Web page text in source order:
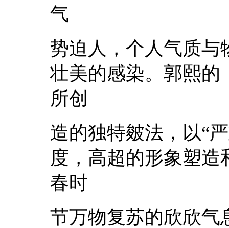
气
势迫人，个人气质与
壮美的感染。郭熙的
所创
造的独特皴法，以“
度，高超的形象塑
春时
节万物复苏的欣欣气